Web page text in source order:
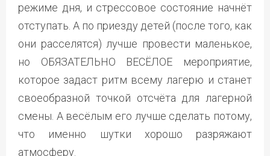
режиме дня, и стрессовое состояние начнёт
отступать. А по приезду детей (после того, как
они расселятся) лучше провести маленькое,
но ОБЯЗАТЕЛЬНО ВЕСЁЛОЕ мероприятие,
которое задаст ритм всему лагерю и станет
своеобразной точкой отсчёта для лагерной
смены. А весёлым его лучше сделать потому,
что именно шутки хорошо разряжают
атмосферу.